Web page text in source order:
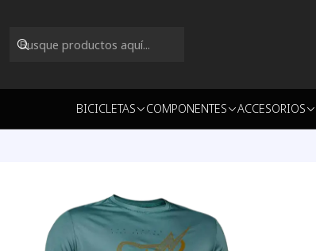
BICICLETAS COMPONENTES ACCESORIOS